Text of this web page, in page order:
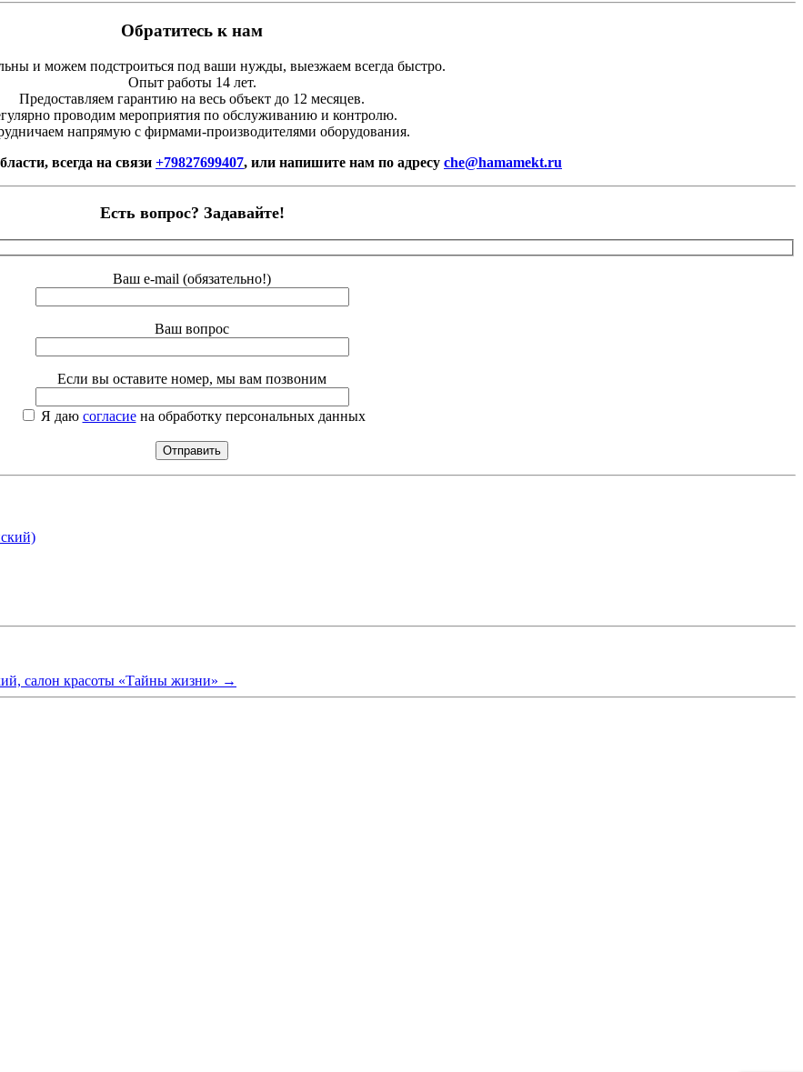
Обратитесь к нам
и можем подстроиться под ваши нужды, выезжаем всегда быстро.
Опыт работы 14 лет.
Предоставляем гарантию на весь объект до 12 месяцев.
проводим мероприятия по обслуживанию и контролю.
напрямую с фирмами-производителями оборудования.
всегда на связи +79827699407, или напишите нам по адресу che@hamamekt.ru
Есть вопрос? Задавайте!
Ваш e-mail (обязательно!)
Ваш вопрос
Если вы оставите номер, мы вам позвоним
Я даю согласиена обработку персональных данных
салон красоты «Тайны жизни» →